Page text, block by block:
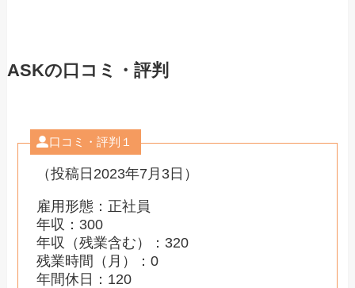
ASKの口コミ・評判
口コミ・評判１
（投稿日2023年7月3日）
雇用形態：正社員
年収：300
年収（残業含む）：320
残業時間（月）：0
年間休日：120